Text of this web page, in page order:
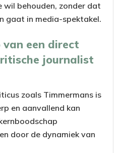
behouden, zonder dat
gaat in media-spektakel.
een direct
journalist
zoals Timmermans is
en aanvallend kan
door de dynamiek van